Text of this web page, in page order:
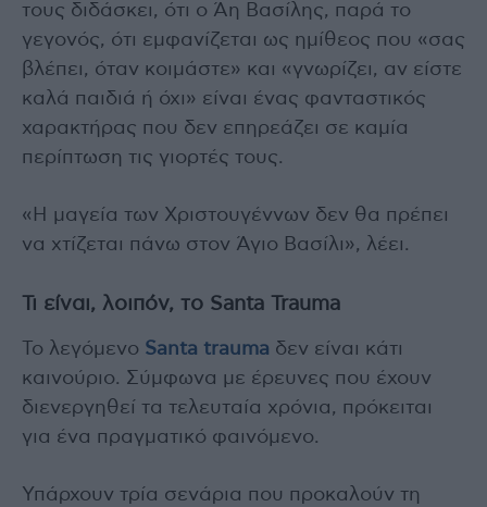
τους διδάσκει, ότι ο Άη Βασίλης, παρά το
γεγονός, ότι εμφανίζεται ως ημίθεος που «σας
βλέπει, όταν κοιμάστε» και «γνωρίζει, αν είστε
καλά παιδιά ή όχι» είναι ένας φανταστικός
χαρακτήρας που δεν επηρεάζει σε καμία
περίπτωση τις γιορτές τους.
«Η μαγεία των Χριστουγέννων δεν θα πρέπει
να χτίζεται πάνω στον Άγιο Βασίλι», λέει.
Τι είναι, λοιπόν, το Santa Trauma
Το λεγόμενο Santa trauma δεν είναι κάτι
καινούριο. Σύμφωνα με έρευνες που έχουν
διενεργηθεί τα τελευταία χρόνια, πρόκειται
για ένα πραγματικό φαινόμενο.
Υπάρχουν τρία σενάρια που προκαλούν τη